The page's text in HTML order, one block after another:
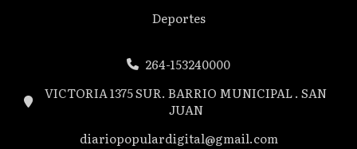
Deportes
264-153240000
VICTORIA 1375 SUR. BARRIO MUNICIPAL . SAN
JUAN
diariopopulardigital@gmail.com